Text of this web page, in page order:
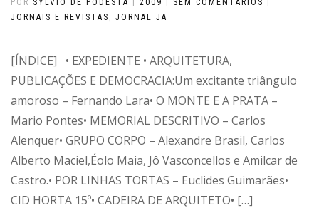
JORNAIS E REVISTAS
JORNAL JA
[ÍNDICE] • EXPEDIENTE • ARQUITETURA,
PUBLICAÇÕES E DEMOCRACIA:Um excitante triângulo
amoroso – Fernando Lara• O MONTE E A PRATA –
Mario Pontes• MEMORIAL DESCRITIVO – Carlos
Alenquer• GRUPO CORPO – Alexandre Brasil, Carlos
Alberto Maciel,Éolo Maia, Jô Vasconcellos e Amilcar de
Castro.• POR LINHAS TORTAS – Euclides Guimarães•
CID HORTA 15º• CADEIRA DE ARQUITETO• […]